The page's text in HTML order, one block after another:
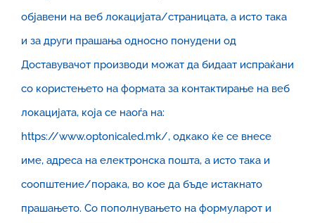
објавени на веб локацијата/страницата, а исто така
и за други прашања односно понудени од
Доставувачот производи можат да бидаат испраќани
со користењето на формата за контактирање на веб
локацијата, која се наоѓа на:
https://www.optonicaled.mk/, одкако ќе се внесе
име, адреса на електронска пошта, а исто така и
соопштение/порака, во кое да бъде истакнато
прашањето. Со пополнувањето на формуларот и